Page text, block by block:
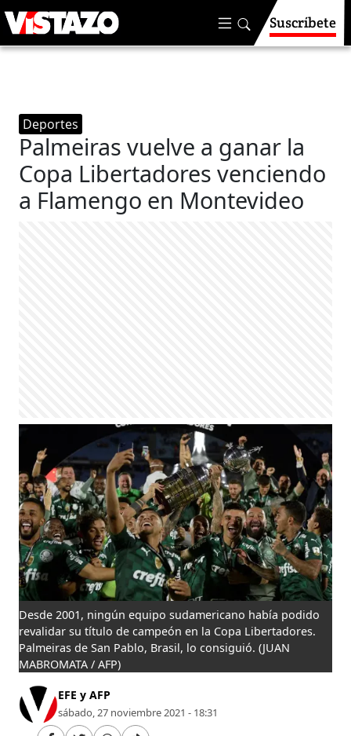
Suscríbete
Deportes
Palmeiras vuelve a ganar la
Copa Libertadores venciendo
a Flamengo en Montevideo
Desde 2001, ningún equipo sudamericano había podido
revalidar su título de campeón en la Copa Libertadores.
Palmeiras de San Pablo, Brasil, lo consiguió. (JUAN
MABROMATA / AFP)
EFE y AFP
sábado, 27 noviembre 2021 - 18:31